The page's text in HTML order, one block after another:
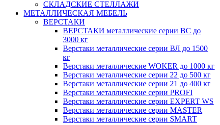
СКЛАДСКИЕ СТЕЛЛАЖИ
МЕТАЛЛИЧЕСКАЯ МЕБЕЛЬ
ВЕРСТАКИ
ВЕРСТАКИ металлические серии ВС до
3000 кг
Верстаки металлические серии ВЛ до 1500
кг
Верстаки металлические WOKER до 1000 кг
Верстаки металлические серии 22 до 500 кг
Верстаки металлические серии 21 до 400 кг
Верстаки металлические серии PROFI
Верстаки металлические серии EXPERT WS
Верстаки металлические серии MASTER
Верстаки металлические серии SMART